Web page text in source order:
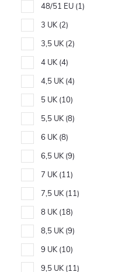
48/51 EU 1
3 UK 2
3,5 UK 2
4 UK 4
4,5 UK 4
5 UK 10
5,5 UK 8
6 UK 8
6,5 UK 9
7 UK 11
7,5 UK 11
8 UK 18
8,5 UK 9
9 UK 10
9,5 UK 11